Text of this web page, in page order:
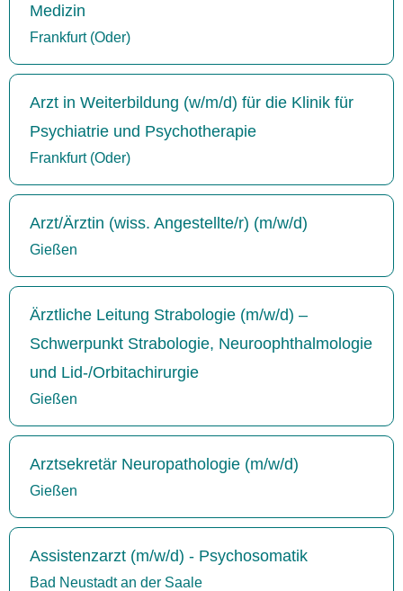
Medizin
Frankfurt (Oder)
Arzt in Weiterbildung (w/m/d) für die Klinik für
Psychiatrie und Psychotherapie
Frankfurt (Oder)
Arzt/Ärztin (wiss. Angestellte/r) (m/w/d)
Gießen
Ärztliche Leitung Strabologie (m/w/d) –
Schwerpunkt Strabologie, Neuroophthalmologie
und Lid-/Orbitachirurgie
Gießen
Arztsekretär Neuropathologie (m/w/d)
Gießen
Assistenzarzt (m/w/d) - Psychosomatik
Bad Neustadt an der Saale